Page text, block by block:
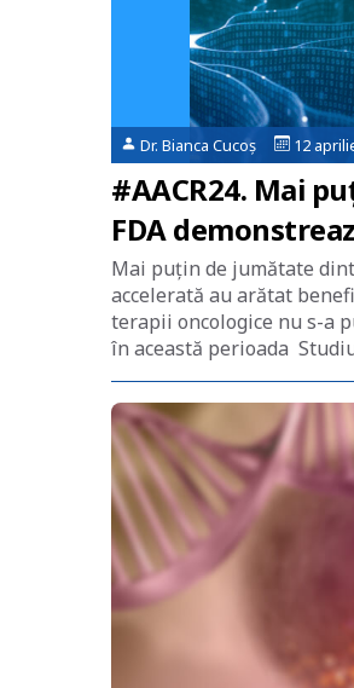
Dr. Bianca Cucoș 12
#AACR24. Mai
FDA
Mai puțin de jumătate
accelerată au arătat
terapii oncologice nu s-a
în această perioada